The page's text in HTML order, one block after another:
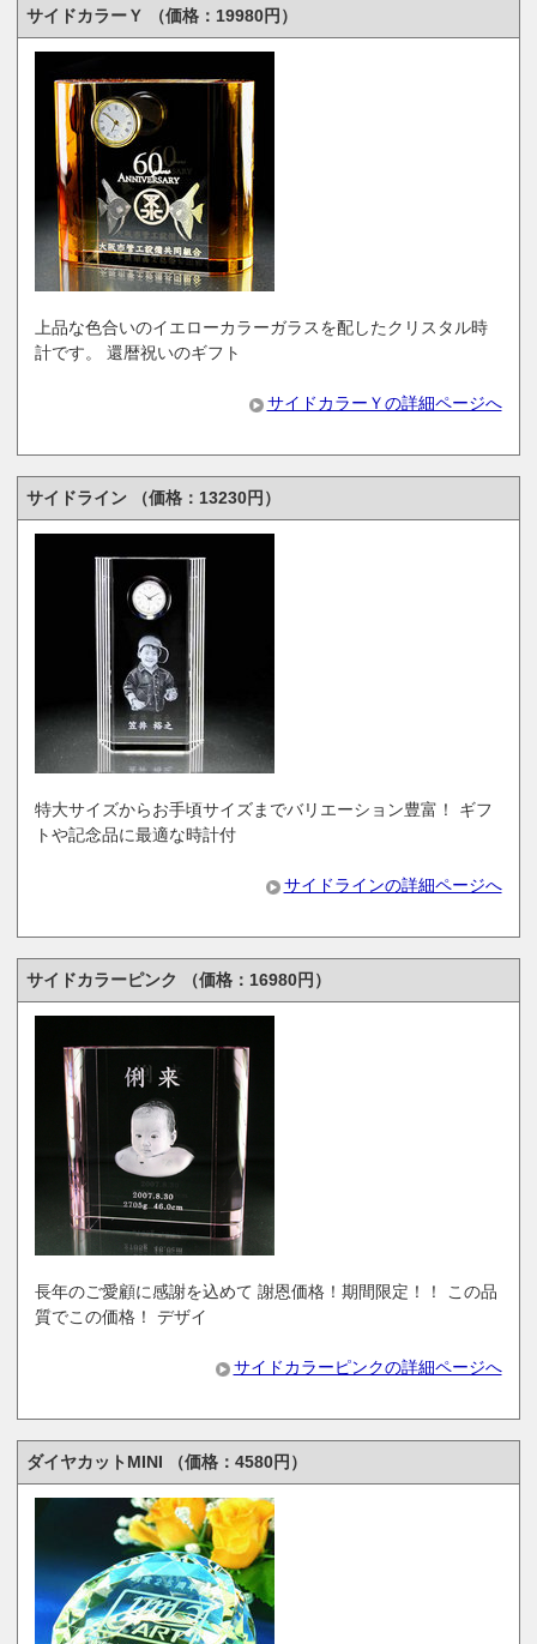
サイドカラーＹ （価格：19980円）
上品な色合いのイエローカラーガラスを配したクリスタル時
計です。 還暦祝いのギフト
サイドカラーＹの詳細ページへ
サイドライン （価格：13230円）
特大サイズからお手頃サイズまでバリエーション豊富！ ギフ
トや記念品に最適な時計付
サイドラインの詳細ページへ
サイドカラーピンク （価格：16980円）
長年のご愛顧に感謝を込めて 謝恩価格！期間限定！！ この品
質でこの価格！ デザイ
サイドカラーピンクの詳細ページへ
ダイヤカットMINI （価格：4580円）